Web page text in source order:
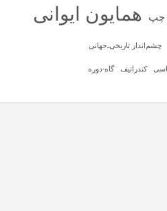
چپ همایون ایوانی
چشم‌انداز تاریخی‌ـ‌جهانی
کندراتیف گاه-دوره